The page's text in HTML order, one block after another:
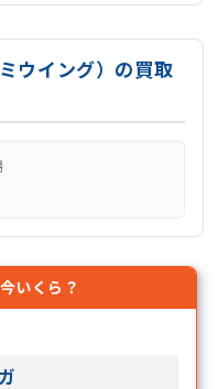
ウイング）の買取
いくら？